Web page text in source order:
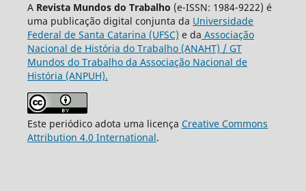
A Revista Mundos do Trabalho (e-ISSN: 1984-9222) é
uma publicação digital conjunta da Universidade
Federal de Santa Catarina (UFSC) e da Associação
Nacional de História do Trabalho (ANAHT) / GT
Mundos do Trabalho da Associação Nacional de
História (ANPUH).
Este periódico adota uma licença Creative Commons
Attribution 4.0 International.